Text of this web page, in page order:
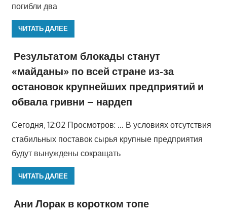
погибли два
ЧИТАТЬ ДАЛЕЕ
Результатом блокады станут
«майданы» по всей стране из-за
остановок крупнейших предприятий и
обвала гривни – нардеп
Сегодня, 12:02 Просмотров: … В условиях отсутствия
стабильных поставок сырья крупные предприятия
будут вынуждены сокращать
ЧИТАТЬ ДАЛЕЕ
Ани Лорак в коротком топе